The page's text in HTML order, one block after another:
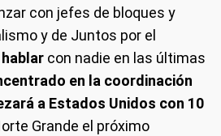
con jefes de bloques y
y de Juntos por el
con nadie en las últimas
en la coordinación
a Estados Unidos con 10
Grande el próximo